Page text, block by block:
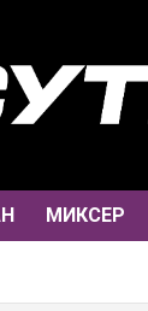
МИКСЕР